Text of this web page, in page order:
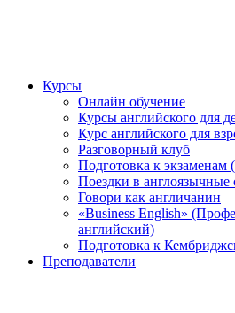
Курсы
Онлайн обучение
Курсы английского для
Курс английского для
Разговорный клуб
Подготовка к
Поездки в англоязычные
Говори как англичанин
«Business English»
английский)
Подготовка к
Преподаватели